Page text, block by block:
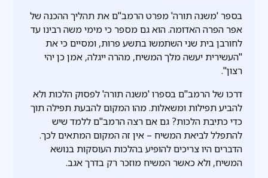
בספר 'משנה תורה' מפרט הרמב"ם את תהליך ההכנה של
אפר הפרה האדומה. הוא גם מספר כי מימי משה רבינו עד
לחורבן בית שני השתמשו בתשע פרות, ומסיים כי את
"העשירית יעשה מלך המשיח, מהרה ייגלה, אמן כן יהי
רצון".
דרכו של הרמב"ם בספרו 'משנה תורה' לפסוק הלכות ולא
להביע תפילות ומשאלות. מהו המקום להבעת תפילה תוך
כדי כתיבת הלכות? גם אם רצה הרמב"ם ללמד שיש
להתפלל לביאת המשיח – אין זה המקום המתאים לכך.
הדברים היו צריכים להופיע בהלכות העוסקות בנושא
המשיח, ולא כאשר המשיח מוזכר רק בדרך אגב.